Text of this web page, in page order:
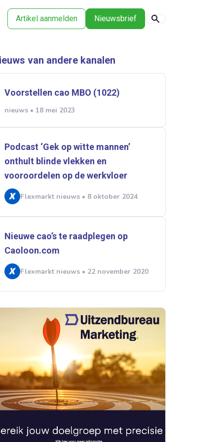
Artikel aanmelden Nieuwsbrief
van andere kanalen
Voorstellen cao MBO (1022)
nieuws • 18 mei 2023
Podcast ‘Gek op witte mannen’
onthult blinde vlekken en
vooroordelen op de werkvloer
Flexmarkt nieuws • 8 oktober 2024
Nieuwe cao’s te raadplegen op
Caoloon.com
Flexmarkt nieuws • 22 november 2020